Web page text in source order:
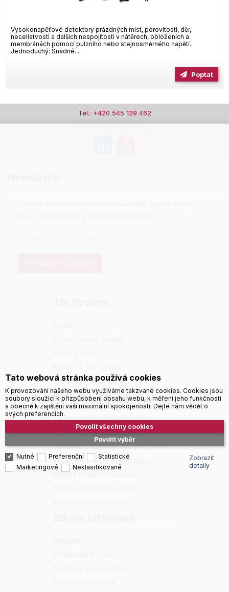
Vysokonapěťové detektory prázdných míst, pórovitosti, děr,
necelistvostí a dalších nespojitostí v nátěrech, obloženích a
membránách pomocí pulzního nebo stejnosměrného napětí.
Jednoduchý: Snadné...
Poptat
Tel.: +420 545 129 462
Email: info@tsisystem.cz
Kontakty
Vybrané kategorie
Bezkontaktní měření teploty
Ultrazvuková diagnostika
Vybavení materiálových laboratoří
Zkoušení povrchových úprav
Měření tvrdosti materiálů
Tato webová stránka používá cookies
K provozování našeho webu využíváme takzvané cookies. Cookies jsou
soubory sloužící k přizpůsobení obsahu webu, k měření jeho funkčnosti
a obecně k zajištění vaší maximální spokojenosti. Dejte nám vědět o
svých preferencích.
Povolit výběr
Povolit všechny cookies
Nutné Preferenční
Statistické
Marketingové
Neklasifikované
Zobrazit
detaily